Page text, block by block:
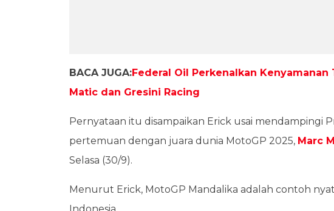
BACA JUGA:Federal Oil Perkenalkan
Matic dan Gresini Racing
Pernyataan itu disampaikan Erick usai mendampingi
pertemuan dengan juara dunia MotoGP 2025, Marc
Selasa (30/9).
Menurut Erick, MotoGP Mandalika adalah contoh